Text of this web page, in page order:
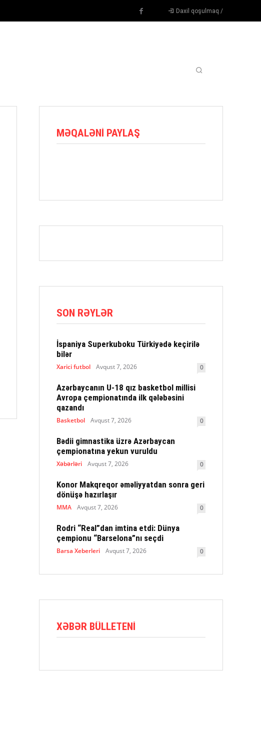
Daxil qoşulmaq /
MƏQALƏNI PAYLAŞ
SON RƏYLƏR
İspaniya Superkuboku Türkiyədə keçirilə
bilər
Xarici futbol Avqust 7, 2026 0
Azərbaycanın U-18 qız basketbol millisi
Avropa çempionatında ilk qələbəsini
qazandı
Basketbol Avqust 7, 2026 0
Bədii gimnastika üzrə Azərbaycan
çempionatına yekun vuruldu
Xəbərləri Avqust 7, 2026 0
Konor Makqreqor əməliyyatdan sonra geri
dönüşə hazırlaşır
MMA Avqust 7, 2026 0
Rodri “Real”dan imtina etdi: Dünya
çempionu “Barselona”nı seçdi
Barsa Xeberleri Avqust 7, 2026 0
XƏBƏR BÜLLETENI